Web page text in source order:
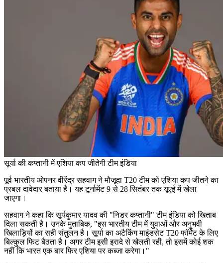
सूर्या की कप्तानी में एशिया कप जीतेगी टीम इंडिया
पूर्व भारतीय ओपनर वीरेंद्र सहवाग ने मौजूदा T20 टीम को एशिया कप जीतने का
प्रबल दावेदार बताया है। यह टूर्नामेंट 9 से 28 सितंबर तक यूएई में खेला
जाएगा।
सहवाग ने कहा कि सूर्यकुमार यादव की "निडर कप्तानी" टीम इंडिया को खिताब
दिला सकती है। उनके मुताबिक, "इस भारतीय टीम में युवाओं और अनुभवी
खिलाड़ियों का सही संतुलन है। सूर्या का अटैकिंग माइंडसेट T20 फॉर्मेट के लिए
बिल्कुल फिट बैठता है। अगर टीम इसी इरादे से खेलती रही, तो इसमें कोई शक
नहीं कि भारत एक बार फिर एशिया पर कब्जा करेगा।"